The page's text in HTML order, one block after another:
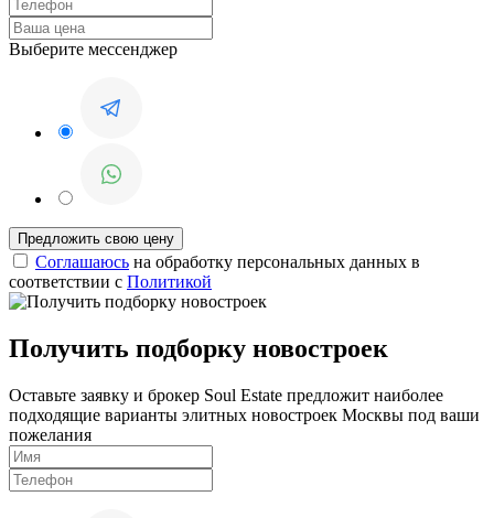
Выберите мессенджер
Соглашаюсь на обработку персональных данных в
соответствии с Политикой
Получить подборку новостроек
Оставьте заявку и брокер Soul Estate предложит наиболее
подходящие варианты элитных новостроек Москвы под ваши
пожелания